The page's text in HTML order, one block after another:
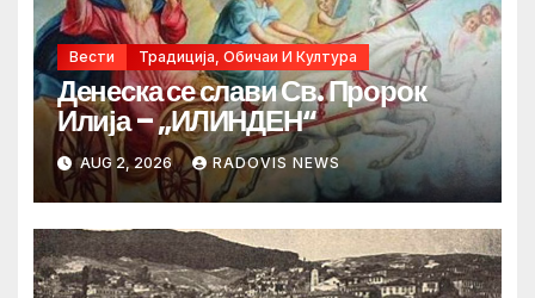
Вести Традиција, Обичаи И Култура
Денеска се слави Св. Пророк
Илија – „ИЛИНДЕН“
AUG 2, 2026 RADOVIS NEWS